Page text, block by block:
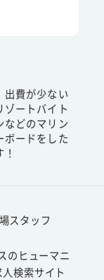
出費が少ない
ゾートバイト
などのマリン
ボードをした
スタッフ
のヒューマニ
検索サイト